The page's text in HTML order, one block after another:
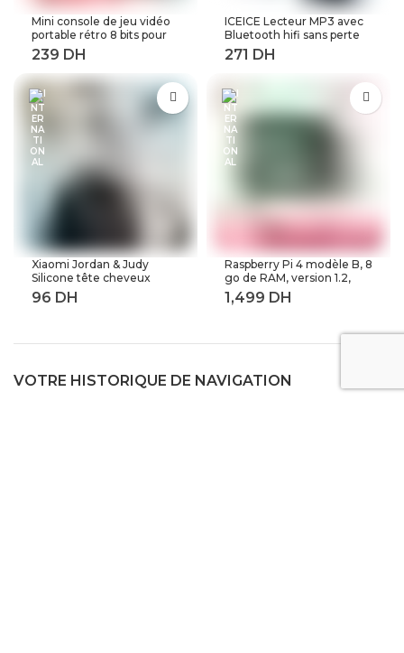
Mini console de jeu vidéo
portable rétro 8 bits pour
enfant 3 0 pouces LCD
couleur joueur de jeu avec
400 jeux intégrés
ICEICE Lecteur MP3 avec
Bluetooth hifi sans perte
mini lecteur de musique
avec radio fm haut-parleur
baladeur en métal dap
Xiaomi Jordan & Judy
Silicone tête cheveux
peigne de lavage corps
masseur brosse cuir
Spa minceur
Raspberry Pi 4 modèle B, 8
go de RAM, version 1.2,
BCM2711 Quad core,
Cortex-A72 ARM v8,
VOTRE HISTORIQUE DE NAVIGATION